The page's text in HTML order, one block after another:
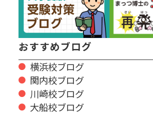
おすすめブログ
横浜校ブログ
関内校ブログ
川崎校ブログ
大船校ブログ